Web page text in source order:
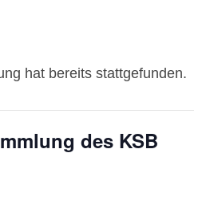
hat bereits stattgefunden.
des KSB